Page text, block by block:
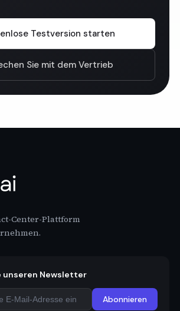
Testversion starten
Sie mit dem Vertrieb
Center-Plattform
unseren Newsletter
Abonnieren